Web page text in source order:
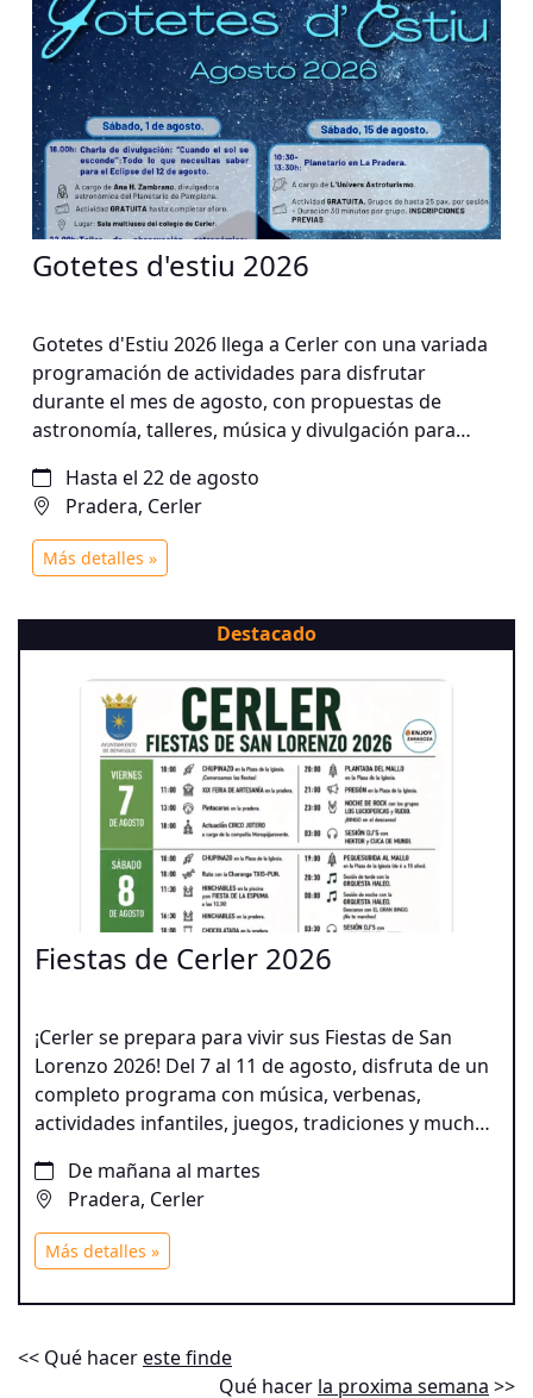
Gotetes d'estiu 2026
Gotetes d'Estiu 2026 llega a Cerler con una variada
programación de actividades para disfrutar
durante el mes de agosto, con propuestas de
astronomía, talleres, música y divulgación para
verano para disfrutar en compañía!
Hasta el 22 de agosto
Pradera, Cerler
Más detalles »
Destacado
Fiestas de Cerler 2026
¡Cerler se prepara para vivir sus Fiestas de San
Lorenzo 2026! Del 7 al 11 de agosto, disfruta de un
completo programa con música, verbenas,
actividades infantiles, juegos, tradiciones y mucha
De mañana al martes
Pradera, Cerler
Más detalles »
<< Qué hacereste finde
Qué hacer la proxima semana >>